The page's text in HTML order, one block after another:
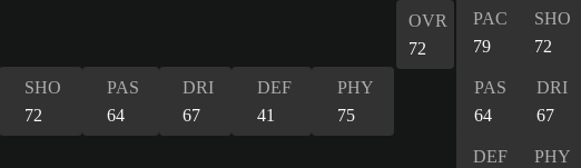
SHO
72
PAS
64
DRI
67
DEF
41
PHY
75
OVR
72
PAC
79
SHO
72
PAS
64
DRI
67
DEF
PHY